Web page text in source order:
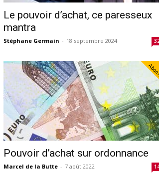
Le pouvoir d’achat, ce paresseux
mantra
Stéphane Germain - 18 septembre 2024
Pouvoir d’achat sur ordonnance
Marcel de la Butte - 7 août 2022